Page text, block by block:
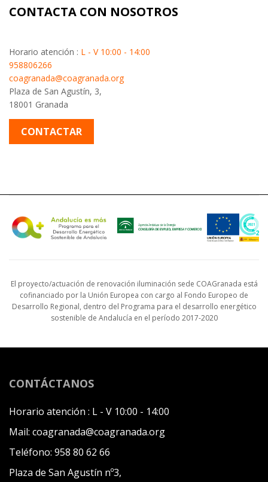
CONTACTA CON NOSOTROS
Horario atención : L - V 10:00 - 14:00
958806266
coagranada@coagranada.org
Plaza de San Agustín, 3,
18001 Granada
CONTACTAR
El proyecto/actuación de renovación iluminación sede COAGranada está
cofinanciado por la Unión Europea con cargo al Fondo Europeo de
Desarrollo Regional, dentro del Programa para el desarrollo energético
sostenible de Andalucía en el período 2017-2020
CONTÁCTANOS
Horario atención : L - V 10:00 - 14:00
Mail: coagranada@coagranada.org
Teléfono: 958 80 62 66
Plaza de San Agustín nº3,